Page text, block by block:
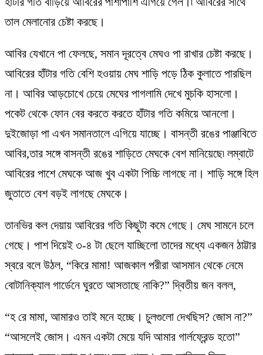
তাল মেলানোর চেষ্টা করছে।
আবির যেখানে পা ফেলছে, সমান দূরত্বে মেঘও পা রাখার চেষ্টা করছে।
আবিরের হাঁটার গতি বেশি হওয়ায় মেঘ শাড়ি পড়ে ঠিক কুলাতে পারছিল
না। আবির আড়চোখে চেয়ে মেঘের পাগলামি দেখে মুচকি হাসলো।
পকেট থেকে ফোন বের করতে করতে হাঁটার গতি কমিয়ে আনলো।
দুইজোড়া পা এখন সমানতালে এগিয়ে যাচ্ছে। বাসন্তী রঙের পাঞ্জাবিতে
আবির,তার সঙ্গে বাসন্তী রঙের শাড়িতে মেঘকে বেশ মানিয়েছে৷ লম্বাটে
আবিরের পাশে মেঘকে আজ খুব একটা পিচ্চি লাগছে না। শাড়ি সঙ্গে হিল
জুতাতে বেশ বড়ই লাগছে মেঘকে।
তানভির কল দেয়ায় আবিরের গতি কিছুটা কমে গেছে। মেঘ সামনে চলে
গেছে। পাশ দিয়েই ৩-৪ টা ছেলে যাচ্ছিলো তাদের মধ্যে একজন ঠাট্টার
স্বরে বলে উঠল, “কিরে মামা! আজকাল পরীরা আসমান থেকে নেমে
বোটানিক্যাল গার্ডেনে ঘুরতে আসতাছে নাকি?” দ্বিতীয় জন বলল,
“হ রে মামা, আমারও তাই মনে হচ্ছে। চুলগুলো দেখছিস? জোস না?”
“আসলেই জোস। এমন একটা মেয়ে যদি আমার গার্লফ্রেন্ড হতো”